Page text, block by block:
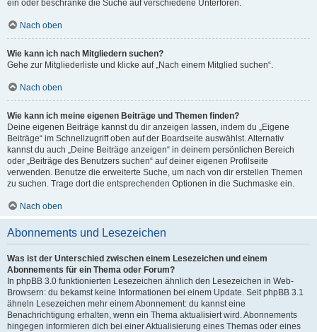
ein oder beschränke die Suche auf verschiedene Unterforen.
Nach oben
Wie kann ich nach Mitgliedern suchen?
Gehe zur Mitgliederliste und klicke auf „Nach einem Mitglied suchen“.
Nach oben
Wie kann ich meine eigenen Beiträge und Themen finden?
Deine eigenen Beiträge kannst du dir anzeigen lassen, indem du „Eigene
Beiträge“ im Schnellzugriff oben auf der Boardseite auswählst. Alternativ
kannst du auch „Deine Beiträge anzeigen“ in deinem persönlichen Bereich
oder „Beiträge des Benutzers suchen“ auf deiner eigenen Profilseite
verwenden. Benutze die erweiterte Suche, um nach von dir erstellen Themen
zu suchen. Trage dort die entsprechenden Optionen in die Suchmaske ein.
Nach oben
Abonnements und Lesezeichen
Was ist der Unterschied zwischen einem Lesezeichen und einem
Abonnements für ein Thema oder Forum?
In phpBB 3.0 funktionierten Lesezeichen ähnlich den Lesezeichen in Web-
Browsern: du bekamst keine Informationen bei einem Update. Seit phpBB 3.1
ähneln Lesezeichen mehr einem Abonnement: du kannst eine
Benachrichtigung erhalten, wenn ein Thema aktualisiert wird. Abonnements
hingegen informieren dich bei einer Aktualisierung eines Themas oder eines